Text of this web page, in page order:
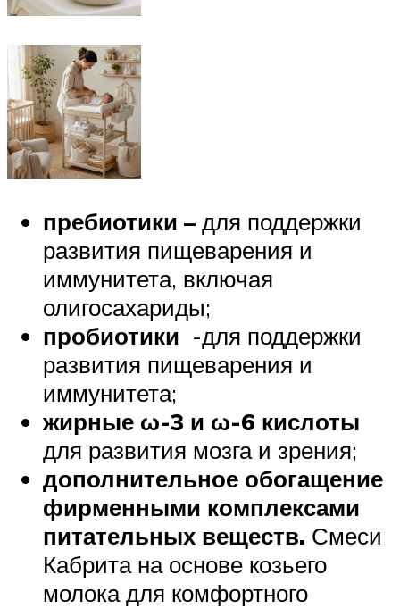
пребиотики – для поддержки
развития пищеварения и
иммунитета, включая
олигосахариды;
пробиотики -для поддержки
развития пищеварения и
иммунитета;
жирные ω-3 и ω-6 кислоты
для развития мозга и зрения;
дополнительное обогащение
фирменными комплексами
питательных веществ. Смеси
Кабрита на основе козьего
молока для комфортного